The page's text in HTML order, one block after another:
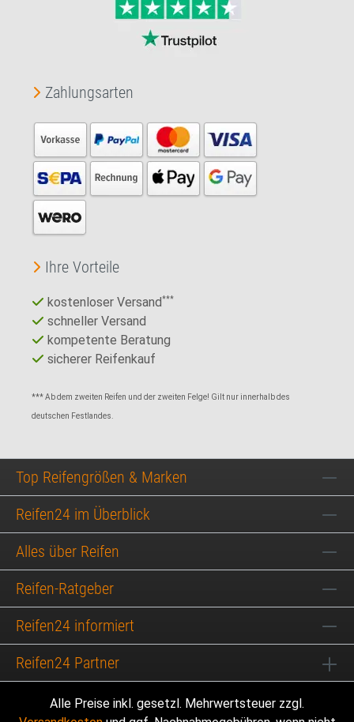
Zahlungsarten
Ihre Vorteile
kostenloser Versand***
schneller Versand
kompetente Beratung
sicherer Reifenkauf
*** Ab dem zweiten Reifen und der zweiten Felge! Gilt nur innerhalb des
deutschen Festlandes.
Top Reifengrößen & Marken
Reifen24 im Überblick
Alles über Reifen
Reifen-Ratgeber
Reifen24 informiert
Reifen24 Partner
Alle Preise inkl. gesetzl. Mehrwertsteuer zzgl.